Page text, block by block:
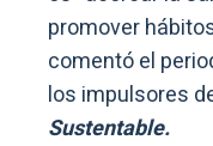
promover
comentó el
los impulsores
Sustentable.